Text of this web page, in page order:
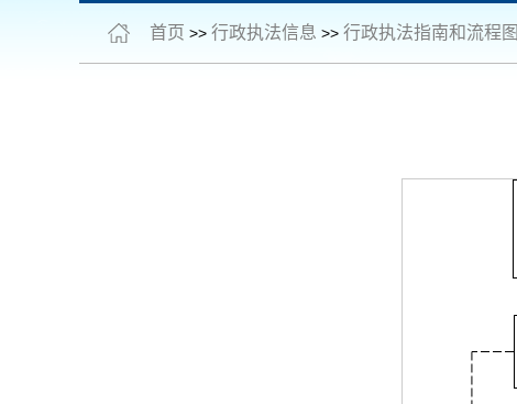
首页 >> 行政执法信息 >> 行政执法指南和流程图